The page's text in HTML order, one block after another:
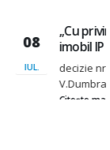
a bunului
sat.Ciorești,,
IP Gimnaziul